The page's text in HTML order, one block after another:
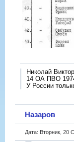
Николай
14 ОА ПВО
У России
Назаров
Дата: Вторник, 20